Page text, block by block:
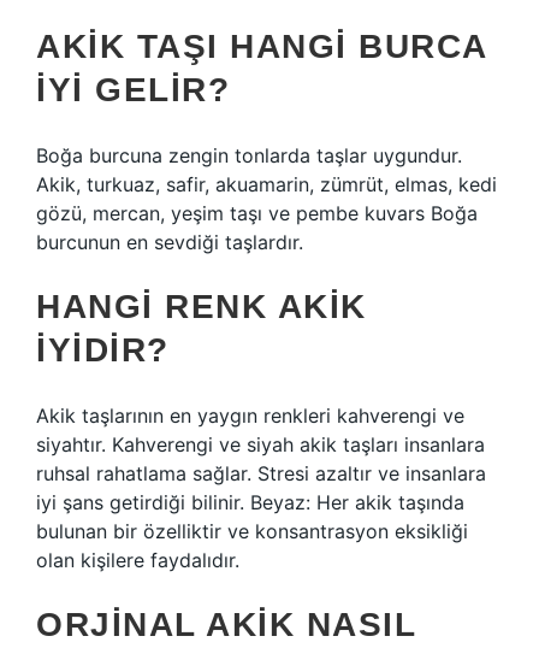
AKIK TAŞI HANGI BURCA
IYI GELIR?
Boğa burcuna zengin tonlarda taşlar uygundur.
Akik, turkuaz, safir, akuamarin, zümrüt, elmas, kedi
gözü, mercan, yeşim taşı ve pembe kuvars Boğa
burcunun en sevdiği taşlardır.
HANGI RENK AKIK
IYIDIR?
Akik taşlarının en yaygın renkleri kahverengi ve
siyahtır. Kahverengi ve siyah akik taşları insanlara
ruhsal rahatlama sağlar. Stresi azaltır ve insanlara
iyi şans getirdiği bilinir. Beyaz: Her akik taşında
bulunan bir özelliktir ve konsantrasyon eksikliği
olan kişilere faydalıdır.
ORJINAL AKIK NASIL